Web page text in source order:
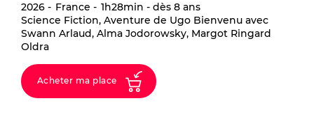
2026 France
1h28min - dès 8 ans
Science Fiction, Aventure de Ugo Bienvenu avec
Swann Arlaud, Alma Jodorowsky, Margot Ringard
Oldra
Acheter ma place